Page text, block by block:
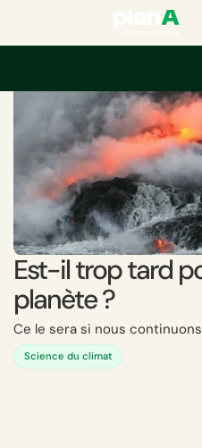
Est-il trop tard
planète ?
Ce le sera si nous
Science du climat